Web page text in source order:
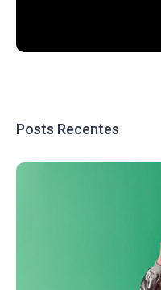
Posts Recentes